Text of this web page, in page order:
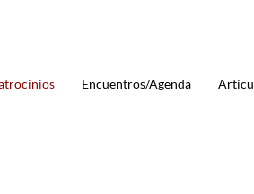
Encuentros/Agenda